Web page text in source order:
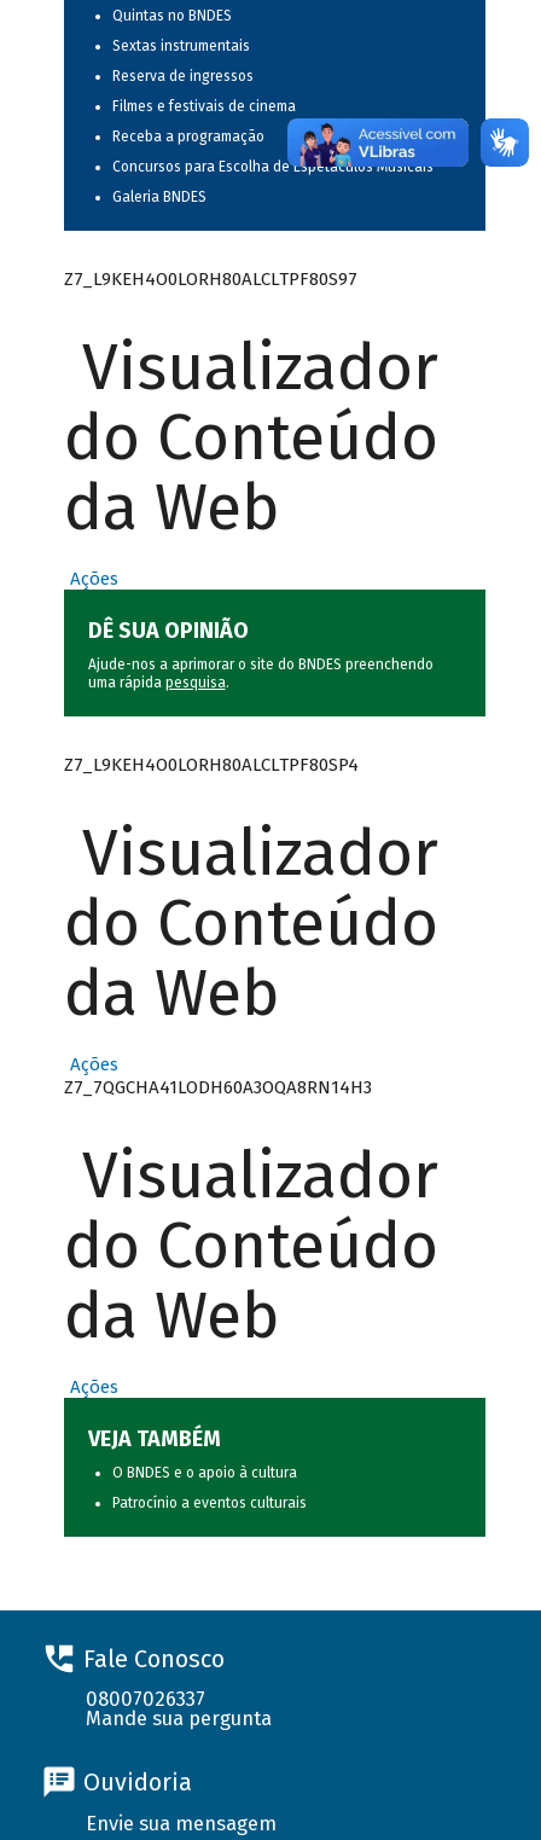
Quintas no BNDES
Sextas instrumentais
Reserva de ingressos
Filmes e festivais de cinema
Receba a programação
Concursos para Escolha de Espetáculos Musicais
Galeria BNDES
Z7_L9KEH4O0LORH80ALCLTPF80S97
Visualizador
do Conteúdo
da Web
Ações
DÊ SUA OPINIÃO
Ajude-nos a aprimorar o site do BNDES preenchendo
uma rápida pesquisa.
Z7_L9KEH4O0LORH80ALCLTPF80SP4
Visualizador
do Conteúdo
da Web
Ações
Z7_7QGCHA41LODH60A3OQA8RN14H3
Visualizador
do Conteúdo
da Web
Ações
VEJA TAMBÉM
O BNDES e o apoio à cultura
Patrocínio a eventos culturais
Fale Conosco
08007026337
Mande sua pergunta
Ouvidoria
Envie sua mensagem